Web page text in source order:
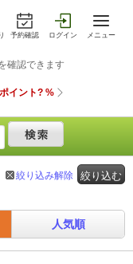
予約確認 ログイン メニュー
絞り込む
絞り込み解除
人気順